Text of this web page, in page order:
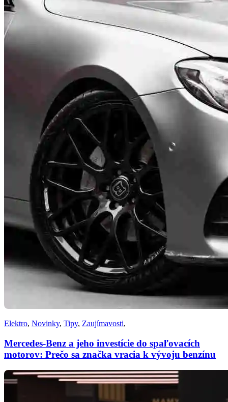
Elektro, Novinky, Tipy, Zaujímavosti,
Mercedes-Benz a jeho investície do spaľovacích
motorov: Prečo sa značka vracia k vývoju benzínu